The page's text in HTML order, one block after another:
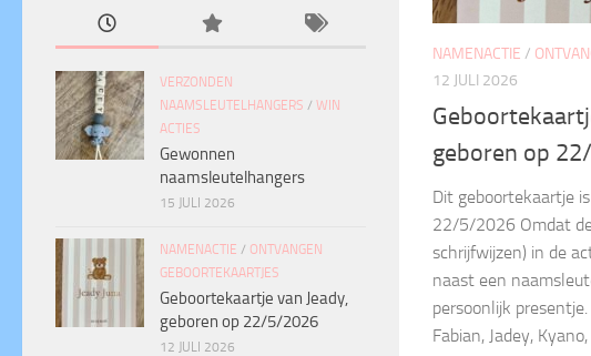
NAMENACTIE /
12 JULI 2026
geboren op
Dit geboortekaartje
22/5/2026 Omdat
schrijfwijzen) in de
naast een
persoonlijk
Fabian, Jadey, Kyano,
VERZONDEN
NAAMSLEUTELHANGERS / WIN
ACTIES
Gewonnen
naamsleutelhangers
15 JULI 2026
NAMENACTIE / ONTVANGEN
GEBOORTEKAARTJES
Geboortekaartje van Jeady,
geboren op 22/5/2026
12 JULI 2026